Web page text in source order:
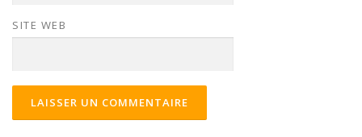
SITE WEB